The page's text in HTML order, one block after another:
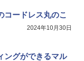
コードレス丸のこ
2024年10月30日
ングができるマル